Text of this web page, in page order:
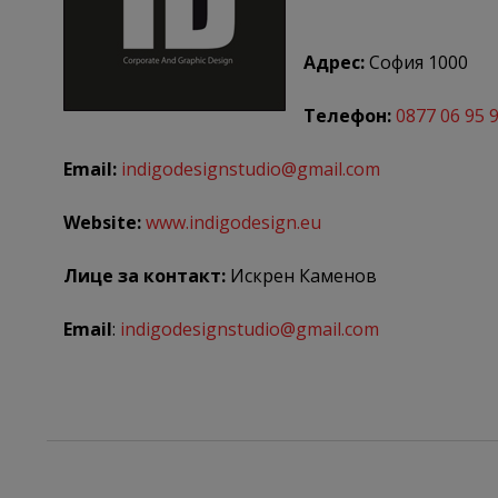
Адрес:София 1000
Телефон:0877 06 95
Email: indigodesignstudio@gmail.com
Website:www.indigodesign.eu
Лице за контакт: Искрен Каменов
Email: indigodesignstudio@gmail.com